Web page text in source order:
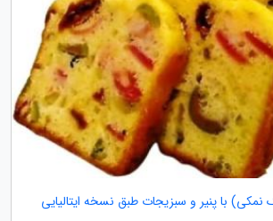
با پنیر و سبزیجات طبق نسخه ایتالیایی